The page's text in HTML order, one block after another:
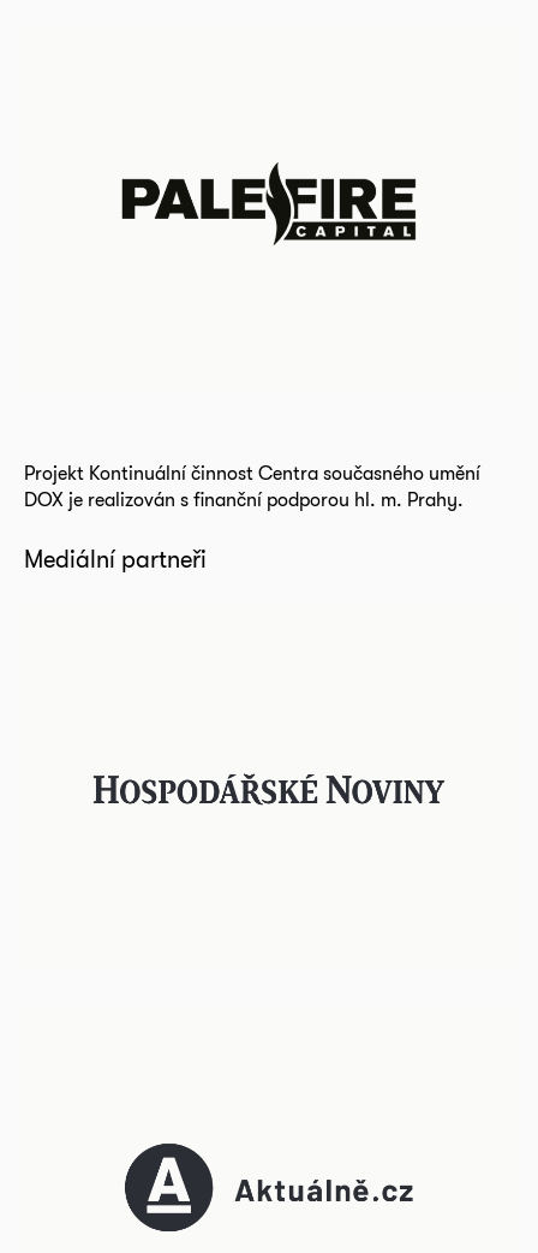
Projekt Kontinuální činnost Centra současného umění
DOX je realizován s finanční podporou hl. m. Prahy.
Mediální partneři